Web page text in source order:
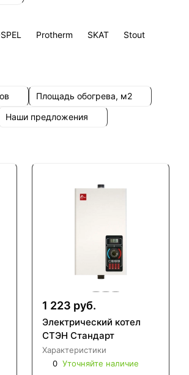
Protherm SKAT
Stout
Площадь обогрева, м2
Наши предложения
1 223 руб.
Электрический котел
СТЭН Стандарт
Характеристики
0 Уточняйте наличие